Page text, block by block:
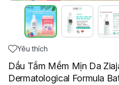
Yêu thích
Dầu Tắm Mềm Mịn Da
Dermatological Formula